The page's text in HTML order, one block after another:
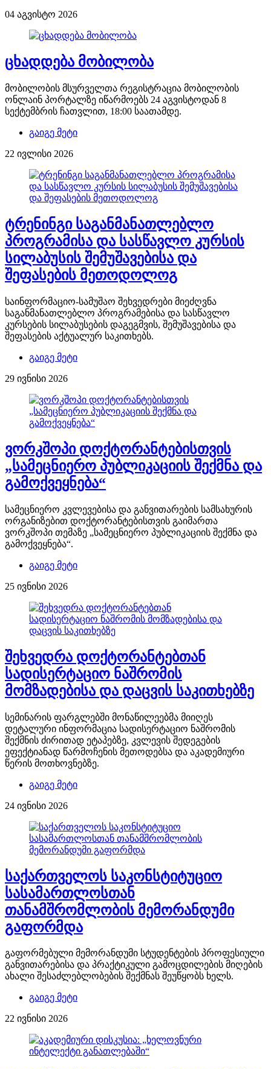
04 აგვისტო 2026
ცხადდება მობილობა
მობილობის მსურველთა რეგისტრაცია მობილობის
ონლაინ პორტალზე იწარმოებს 24 აგვისტოდან 8
სექტემბრის ჩათვლით, 18:00 საათამდე.
გაიგე მეტი
22 ივლისი 2026
ტრენინგი საგანმანათლებლო
პროგრამისა და სასწავლო კურსის
სილაბუსის შემუშავებისა და
შეფასების მეთოდოლოგ
საინფორმაციო-სამუშაო შეხვედრები მიეძღვნა
საგანმანათლებლო პროგრამებისა და სასწავლო
კურსების სილაბუსების დაგეგმვის, შემუშავებისა და
შეფასების აქტუალურ საკითხებს.
გაიგე მეტი
29 ივნისი 2026
ვორკშოპი დოქტორანტებისთვის
„სამეცნიერო პუბლიკაციის შექმნა და
გამოქვეყნება“
სამეცნიერო კვლევებისა და განვითარების სამსახურის
ორგანიზებით დოქტორანტებისთვის გაიმართა
ვორკშოპი თემაზე „სამეცნიერო პუბლიკაციის შექმნა და
გამოქვეყნება“.
გაიგე მეტი
25 ივნისი 2026
შეხვედრა დოქტორანტებთან
სადისერტაციო ნაშრომის
მომზადებისა და დაცვის საკითხებზე
სემინარის ფარგლებში მონაწილეებმა მიიღეს
დეტალური ინფორმაცია სადისერტაციო ნაშრომის
შექმნის ძირითად ეტაპებზე, კვლევის შედეგების
ეფექტიანად წარმოჩენის მეთოდებსა და აკადემიური
წერის მოთხოვნებზე.
გაიგე მეტი
24 ივნისი 2026
საქართველოს საკონსტიტუციო
სასამართლოსთან
თანამშრომლობის მემორანდუმი
გაფორმდა
გაფორმებული მემორანდუმი სტუდენტების პროფესიული
განვითარებისა და პრაქტიკული გამოცდილების მიღების
ახალი შესაძლებლობების შექმნას შეუწყობს ხელს.
გაიგე მეტი
22 ივნისი 2026